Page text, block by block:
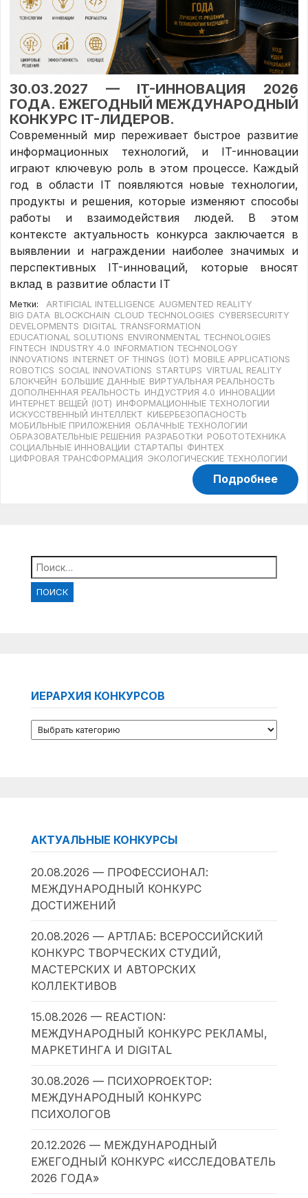
30.03.2027 — IT-ИННОВАЦИЯ 2026
ГОДА. ЕЖЕГОДНЫЙ МЕЖДУНАРОДНЫЙ
КОНКУРС IT-ЛИДЕРОВ.
Современный мир переживает быстрое развитие
информационных технологий, и IT-инновации
играют ключевую роль в этом процессе. Каждый
год в области IT появляются новые технологии,
продукты и решения, которые изменяют способы
работы и взаимодействия людей. В этом
контексте актуальность конкурса заключается в
выявлении и награждении наиболее значимых и
перспективных IT-инноваций, которые вносят
вклад в развитие области IT
Метки: ARTIFICIAL INTELLIGENCE AUGMENTED REALITY
BIG DATA BLOCKCHAIN CLOUD TECHNOLOGIES CYBERSECURITY
DEVELOPMENTS DIGITAL TRANSFORMATION
EDUCATIONAL SOLUTIONS ENVIRONMENTAL TECHNOLOGIES
FINTECH INDUSTRY 4.0 INFORMATION TECHNOLOGY
INNOVATIONS INTERNET OF THINGS (IOT) MOBILE APPLICATIONS
ROBOTICS SOCIAL INNOVATIONS STARTUPS VIRTUAL REALITY
БЛОКЧЕЙН БОЛЬШИЕ ДАННЫЕ ВИРТУАЛЬНАЯ РЕАЛЬНОСТЬ
ДОПОЛНЕННАЯ РЕАЛЬНОСТЬ ИНДУСТРИЯ 4.0 ИННОВАЦИИ
ИНТЕРНЕТ ВЕЩЕЙ (IOT) ИНФОРМАЦИОННЫЕ ТЕХНОЛОГИИ
ИСКУССТВЕННЫЙ ИНТЕЛЛЕКТ КИБЕРБЕЗОПАСНОСТЬ
МОБИЛЬНЫЕ ПРИЛОЖЕНИЯ ОБЛАЧНЫЕ ТЕХНОЛОГИИ
ОБРАЗОВАТЕЛЬНЫЕ РЕШЕНИЯ РАЗРАБОТКИ РОБОТОТЕХНИКА
СОЦИАЛЬНЫЕ ИННОВАЦИИ СТАРТАПЫ ФИНТЕХ
ЦИФРОВАЯ ТРАНСФОРМАЦИЯ ЭКОЛОГИЧЕСКИЕ ТЕХНОЛОГИИ
Подробнее
Найти:
ИЕРАРХИЯ КОНКУРСОВ
АКТУАЛЬНЫЕ КОНКУРСЫ
20.08.2026 — ПРОФЕССИОНАЛ:
МЕЖДУНАРОДНЫЙ КОНКУРС
ДОСТИЖЕНИЙ
20.08.2026 — АРТЛАБ: ВСЕРОССИЙСКИЙ
КОНКУРС ТВОРЧЕСКИХ СТУДИЙ,
МАСТЕРСКИХ И АВТОРСКИХ
КОЛЛЕКТИВОВ
15.08.2026 — REACTION:
МЕЖДУНАРОДНЫЙ КОНКУРС РЕКЛАМЫ,
МАРКЕТИНГА И DIGITAL
30.08.2026 — ПСИХОPROЕКТОР:
МЕЖДУНАРОДНЫЙ КОНКУРС
ПСИХОЛОГОВ
20.12.2026 — МЕЖДУНАРОДНЫЙ
ЕЖЕГОДНЫЙ КОНКУРС «ИССЛЕДОВАТЕЛЬ
2026 ГОДА»